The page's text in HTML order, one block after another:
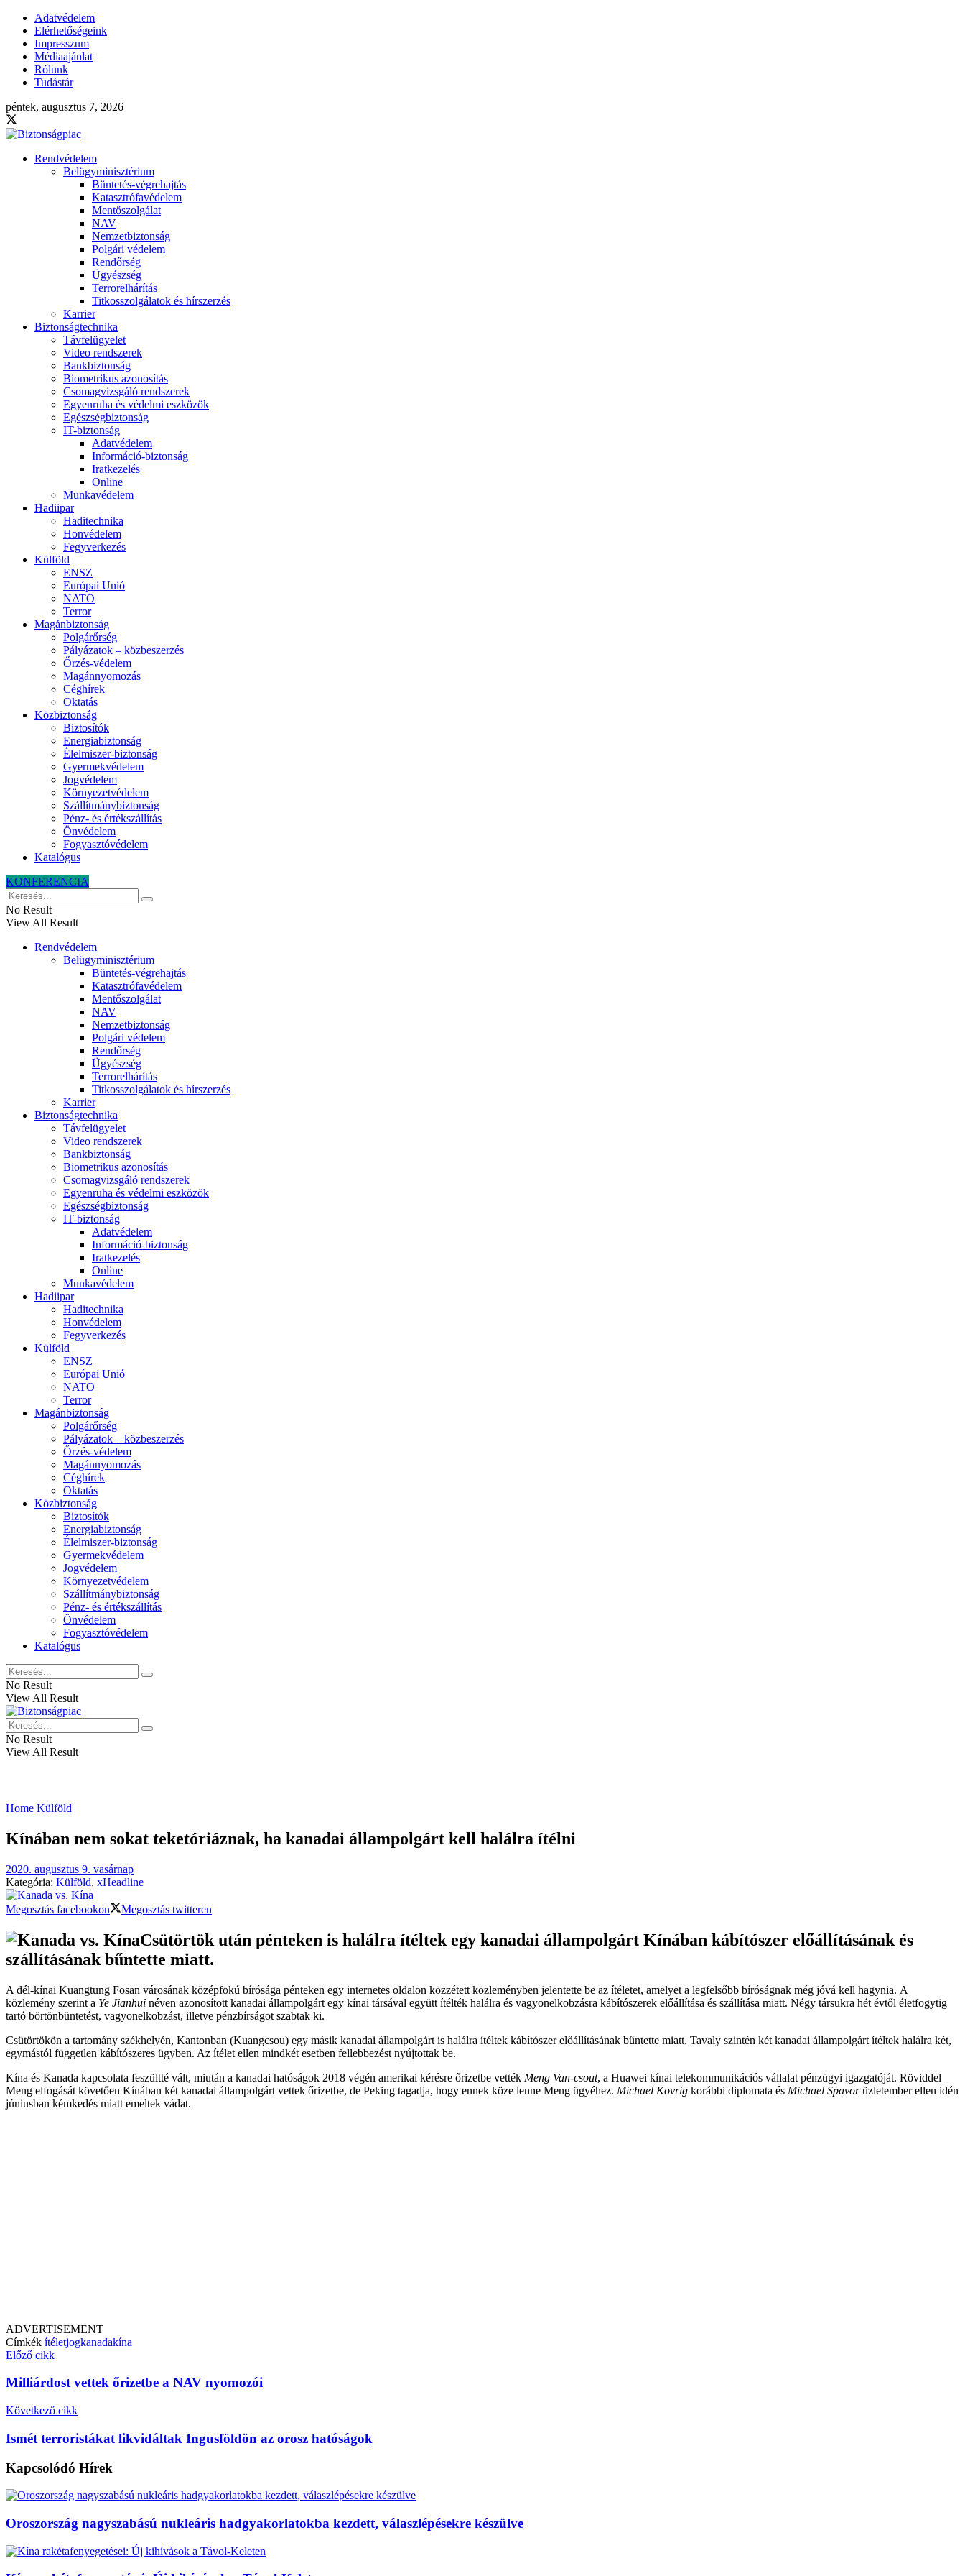
Adatvédelem
Elérhetőségeink
Impresszum
Médiaajánlat
Rólunk
Tudástár
péntek, augusztus 7, 2026
Rendvédelem
Belügyminisztérium
Büntetés-végrehajtás
Katasztrófavédelem
Mentőszolgálat
NAV
Nemzetbiztonság
Polgári védelem
Rendőrség
Ügyészség
Terrorelhárítás
Titkosszolgálatok és hírszerzés
Karrier
Biztonságtechnika
Távfelügyelet
Video rendszerek
Bankbiztonság
Biometrikus azonosítás
Csomagvizsgáló rendszerek
Egyenruha és védelmi eszközök
Egészségbiztonság
IT-biztonság
Adatvédelem
Információ-biztonság
Iratkezelés
Online
Munkavédelem
Hadiipar
Haditechnika
Honvédelem
Fegyverkezés
Külföld
ENSZ
Európai Unió
NATO
Terror
Magánbiztonság
Polgárőrség
Pályázatok – közbeszerzés
Őrzés-védelem
Magánnyomozás
Céghírek
Oktatás
Közbiztonság
Biztosítók
Energiabiztonság
Élelmiszer-biztonság
Gyermekvédelem
Jogvédelem
Környezetvédelem
Szállítmánybiztonság
Pénz- és értékszállítás
Önvédelem
Fogyasztóvédelem
Katalógus
KONFERENCIA
No Result
View All Result
Rendvédelem
Belügyminisztérium
Büntetés-végrehajtás
Katasztrófavédelem
Mentőszolgálat
NAV
Nemzetbiztonság
Polgári védelem
Rendőrség
Ügyészség
Terrorelhárítás
Titkosszolgálatok és hírszerzés
Karrier
Biztonságtechnika
Távfelügyelet
Video rendszerek
Bankbiztonság
Biometrikus azonosítás
Csomagvizsgáló rendszerek
Egyenruha és védelmi eszközök
Egészségbiztonság
IT-biztonság
Adatvédelem
Információ-biztonság
Iratkezelés
Online
Munkavédelem
Hadiipar
Haditechnika
Honvédelem
Fegyverkezés
Külföld
ENSZ
Európai Unió
NATO
Terror
Magánbiztonság
Polgárőrség
Pályázatok – közbeszerzés
Őrzés-védelem
Magánnyomozás
Céghírek
Oktatás
Közbiztonság
Biztosítók
Energiabiztonság
Élelmiszer-biztonság
Gyermekvédelem
Jogvédelem
Környezetvédelem
Szállítmánybiztonság
Pénz- és értékszállítás
Önvédelem
Fogyasztóvédelem
Katalógus
No Result
View All Result
No Result
View All Result
Home Külföld
Kínában nem sokat teketóriáznak, ha kanadai állampolgárt kell halálra ítélni
2020. augusztus 9. vasárnap
Kategória: Külföld, xHeadline
Megosztás facebookon Megosztás twitteren
Csütörtök után pénteken is halálra ítéltek egy kanadai állampolgárt Kínában kábítószer előállításának és
szállításának bűntette miatt.
A dél-kínai Kuangtung Fosan városának középfokú bírósága pénteken egy internetes oldalon közzétett közleményben jelentette be az ítéletet, amelyet a legfelsőbb bíróságnak még jóvá kell hagynia. A
közlemény szerint a Ye Jianhui néven azonosított kanadai állampolgárt egy kínai társával együtt ítélték halálra és vagyonelkobzásra kábítószerek előállítása és szállítása miatt. Négy társukra hét évtől életfogytig
tartó börtönbüntetést, vagyonelkobzást, illetve pénzbírságot szabtak ki.
Csütörtökön a tartomány székhelyén, Kantonban (Kuangcsou) egy másik kanadai állampolgárt is halálra ítéltek kábítószer előállításának bűntette miatt. Tavaly szintén két kanadai állampolgárt ítéltek halálra két,
egymástól független kábítószeres ügyben. Az ítélet ellen mindkét esetben fellebbezést nyújtottak be.
Kína és Kanada kapcsolata feszültté vált, miután a kanadai hatóságok 2018 végén amerikai kérésre őrizetbe vették Meng Van-csout, a Huawei kínai telekommunikációs vállalat pénzügyi igazgatóját. Röviddel
Meng elfogását követően Kínában két kanadai állampolgárt vettek őrizetbe, de Peking tagadja, hogy ennek köze lenne Meng ügyéhez. Michael Kovrig korábbi diplomata és Michael Spavorüzletember ellen idén
júniusban kémkedés miatt emeltek vádat.
ADVERTISEMENT
Címkék ítéletjogkanadakína
Előző cikk
Milliárdost vettek őrizetbe a NAV nyomozói
Következő cikk
Ismét terroristákat likvidáltak Ingusföldön az orosz hatóságok
Kapcsolódó Hírek
Oroszország nagyszabású nukleáris hadgyakorlatokba kezdett, válaszlépésekre készülve